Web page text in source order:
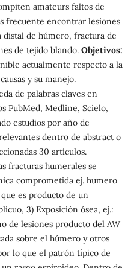
amateurs faltos de
frecuente encontrar lesiones
de húmero, fractura de
de tejido blando. Objetivos:
actualmente respecto a la
y su manejo.
de palabras claves en
PubMed, Medline, Scielo,
estudios por año de
dentro de abstract o
30 artículos.
fracturas humerales se
comprometida ej. humero
es producto de un
3) Exposición ósea, ej.:
de lesiones producto del AW
sobre el húmero y otros
lo que el patrón típico de